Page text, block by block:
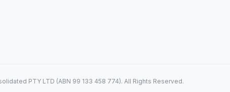
PTY LTD (ABN 99 133 458 774). All Rights Reserved.